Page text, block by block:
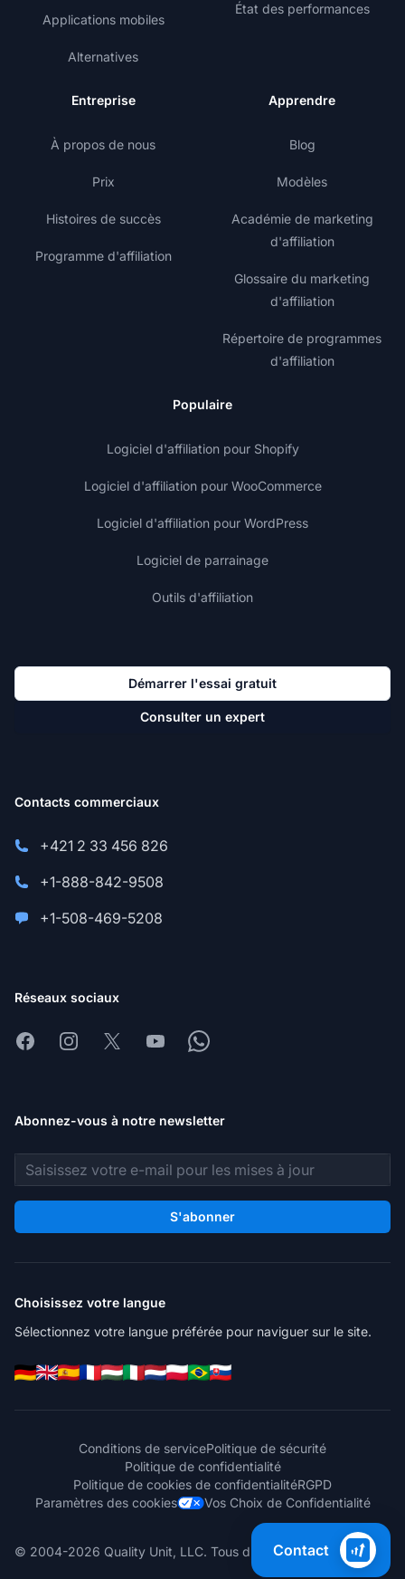
Applications mobiles
Alternatives
État des performances
Entreprise
À propos de nous
Prix
Histoires de succès
Programme d'affiliation
Apprendre
Blog
Modèles
Académie de marketing
d'affiliation
Glossaire du marketing
d'affiliation
Répertoire de programmes
d'affiliation
Populaire
Logiciel d'affiliation pour Shopify
Logiciel d'affiliation pour WooCommerce
Logiciel d'affiliation pour WordPress
Logiciel de parrainage
Outils d'affiliation
Démarrer l'essai gratuit
Consulter un expert
Contacts commerciaux
+421 2 33 456 826
+1-888-842-9508
+1-508-469-5208
Réseaux sociaux
FacebookInstagram
X YoutubeWhatsapp
Abonnez-vous à notre newsletter
Adresse e-mail
S'abonner
Choisissez votre langue
Sélectionnez votre langue préférée pour naviguer sur le site.
Conditions de servicePolitique de sécurité
Politique de confidentialité
Politique de cookies de confidentialitéRGPD
Paramètres des cookies
Vos Choix de Confidentialité
© 2004-2026 Quality Unit, LLC. Tous droits réservés.
Contact